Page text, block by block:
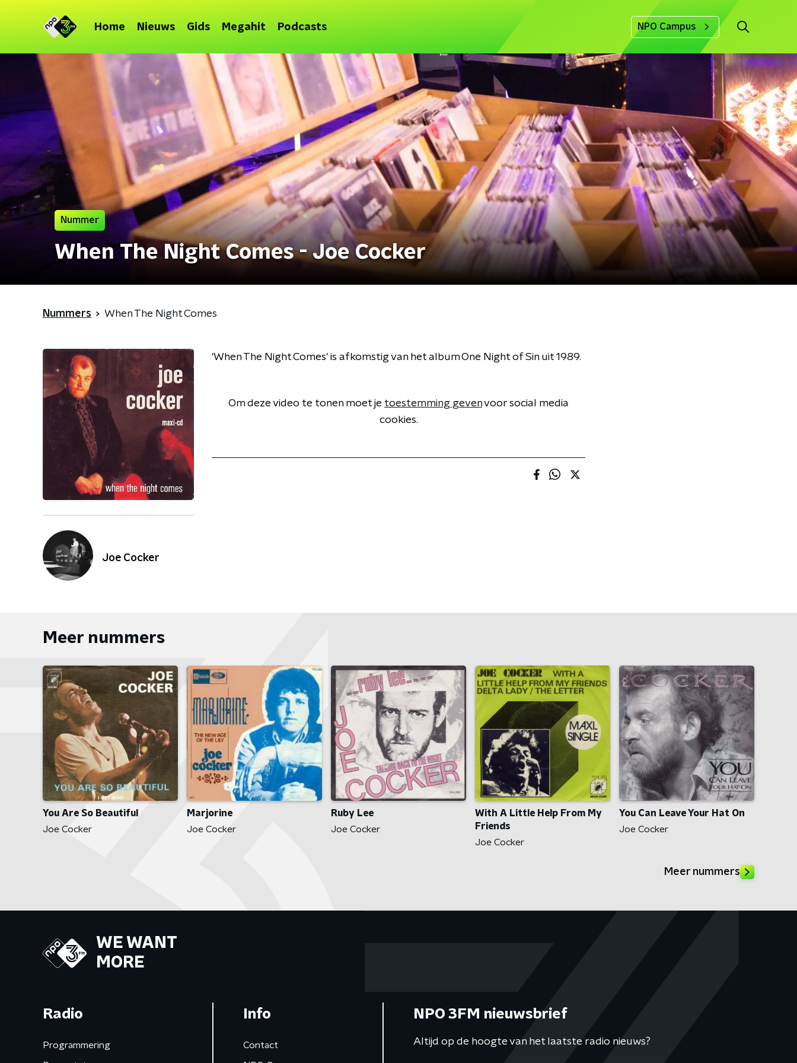
Home Nieuws Gids Megahit Podcasts NPO Campus
Nummer
When The Night Comes - Joe Cocker
Nummers When The Night Comes
Joe Cocker
'When The Night Comes' is afkomstig van het album One Night of Sin uit 1989.
Om deze video te tonen moet je toestemming gevenvoor social media
cookies.
Meer nummers
You Are So Beautiful
Joe Cocker
Marjorine
Joe Cocker
Ruby Lee
Joe Cocker
With A Little Help From My
Friends
Joe Cocker
You Can Leave Your Hat On
Joe Cocker
Meer nummers
WE WANT
MORE
Radio
Programmering
Info
Contact
NPO 3FM nieuwsbrief
Altijd op de hoogte van het laatste radio nieuws?